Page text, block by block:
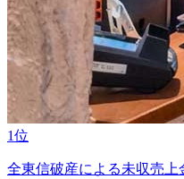
1位
全東信破産による未収売上